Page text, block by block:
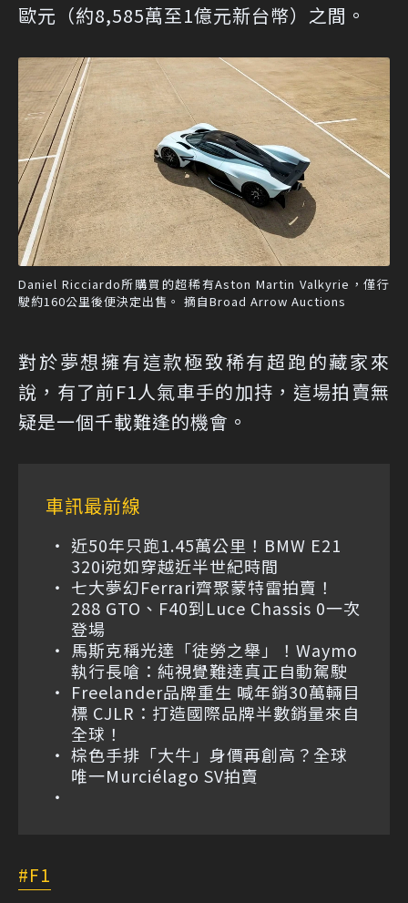
歐元（約8,585萬至1億元新台幣）之間。
Daniel Ricciardo所購買的超稀有Aston Martin Valkyrie，僅行
駛約160公里後便決定出售。 摘自Broad Arrow Auctions
對於夢想擁有這款極致稀有超跑的藏家來
說，有了前F1人氣車手的加持，這場拍賣無
疑是一個千載難逢的機會。
車訊最前線
近50年只跑1.45萬公里！BMW E21
320i宛如穿越近半世紀時間
七大夢幻Ferrari齊聚蒙特雷拍賣！
288 GTO、F40到Luce Chassis 0一次
登場
馬斯克稱光達「徒勞之舉」！Waymo
執行長嗆：純視覺難達真正自動駕駛
Freelander品牌重生 喊年銷30萬輛目
標 CJLR：打造國際品牌半數銷量來自
全球！
棕色手排「大牛」身價再創高？全球
唯一Murciélago SV拍賣
F1